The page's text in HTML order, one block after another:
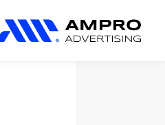
المنتجات المضافة حديثًا